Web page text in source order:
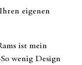
eigenen
ist mein
wenig Design